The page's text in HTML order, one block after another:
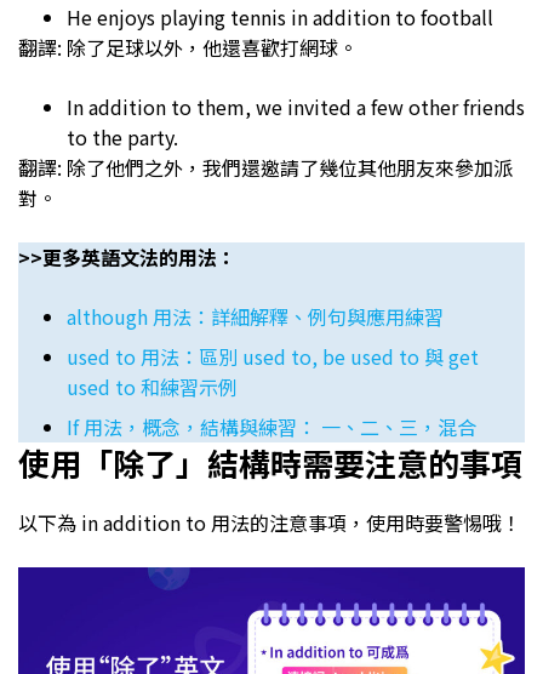
He enjoys playing tennis in addition to football
翻譯: 除了足球以外，他還喜歡打網球。
In addition to them, we invited a few other friends
to the party.
翻譯: 除了他們之外，我們還邀請了幾位其他朋友來參加派
對。
>>更多英語文法的用法：
although 用法：詳細解釋、例句與應用練習
used to 用法：區別 used to, be used to 與 get
used to 和練習示例
If 用法，概念，結構與練習： 一、二、三，混合
使用「除了」結構時需要注意的事項
以下為 in addition to 用法的注意事項，使用時要警惕哦！